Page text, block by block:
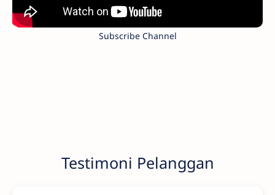
Subscribe Channel
Testimoni Pelanggan